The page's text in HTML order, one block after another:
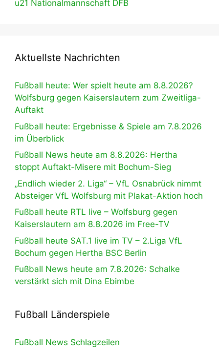
u21 Nationalmannschaft DFB
Aktuellste Nachrichten
Fußball heute: Wer spielt heute am 8.8.2026?
Wolfsburg gegen Kaiserslautern zum Zweitliga-
Auftakt
Fußball heute: Ergebnisse & Spiele am 7.8.2026
im Überblick
Fußball News heute am 8.8.2026: Hertha
stoppt Auftakt-Misere mit Bochum-Sieg
„Endlich wieder 2. Liga“ – VfL Osnabrück nimmt
Absteiger VfL Wolfsburg mit Plakat-Aktion hoch
Fußball heute RTL live – Wolfsburg gegen
Kaiserslautern am 8.8.2026 im Free-TV
Fußball heute SAT.1 live im TV – 2.Liga VfL
Bochum gegen Hertha BSC Berlin
Fußball News heute am 7.8.2026: Schalke
verstärkt sich mit Dina Ebimbe
Fußball Länderspiele
Fußball News Schlagzeilen